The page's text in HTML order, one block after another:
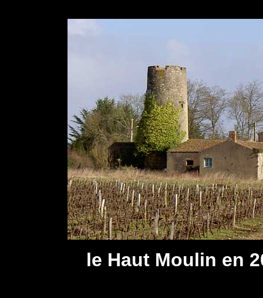
le Haut Moulin en